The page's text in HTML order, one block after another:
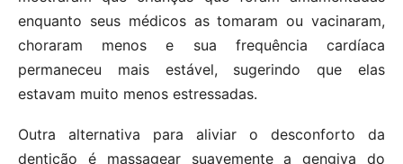
enquanto seus médicos as tomaram ou vacinaram,
choraram menos e sua frequência cardíaca
permaneceu mais estável, sugerindo que elas
estavam muito menos estressadas.
Outra alternativa para aliviar o desconforto da
dentição é massagear suavemente a gengiva do